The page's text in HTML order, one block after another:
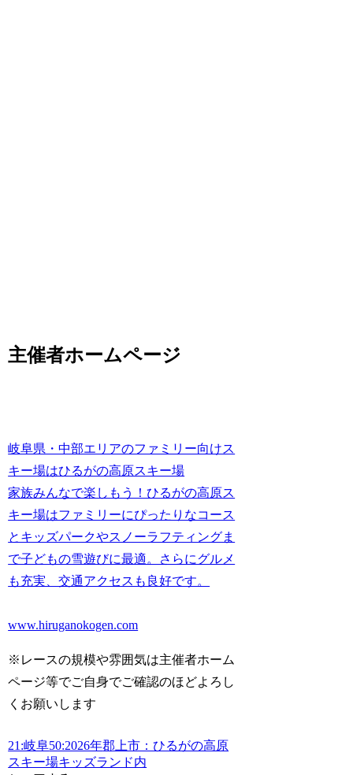
主催者ホームページ
岐阜県・中部エリアのファミリー向けス
キー場はひるがの高原スキー場
家族みんなで楽しもう！ひるがの高原ス
キー場はファミリーにぴったりなコース
とキッズパークやスノーラフティングま
で子どもの雪遊びに最適。さらにグルメ
も充実、交通アクセスも良好です。
www.hiruganokogen.com
※レースの規模や雰囲気は主催者ホーム
ページ等でご自身でご確認のほどよろし
くお願いします
21:岐阜50:2026年郡上市：ひるがの高原
スキー場キッズランド内